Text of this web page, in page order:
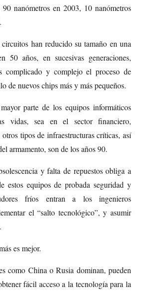
nanómetros en 2003, 10 nanómetros
han reducido su tamaño en una
50 años, en sucesivas generaciones,
complicado y complejo el proceso de
de nuevos chips más y más pequeños.
parte de los equipos informáticos
vidas, sea en el sector financiero,
tipos de infraestructuras críticas, así
armamento, son de los años 90.
y falta de repuestos obliga a
estos equipos de probada seguridad y
fríos entran a los ingenieros
el “salto tecnológico”, y asumir
es mejor.
como China o Rusia dominan, pueden
fácil acceso a la tecnología para la